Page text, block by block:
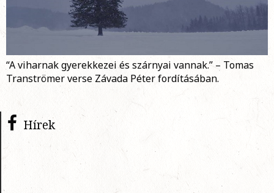
“A viharnak gyerekkezei és szárnyai vannak.” – Tomas
Tranströmer verse Závada Péter fordításában.
Hírek